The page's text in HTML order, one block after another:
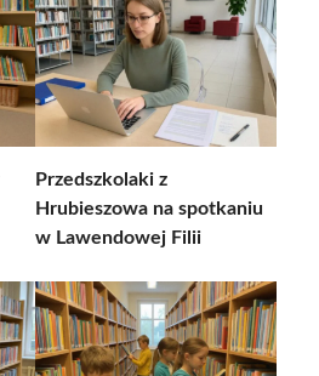
Przedszkolaki z
Hrubieszowa na spotkaniu
w Lawendowej Filii